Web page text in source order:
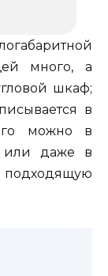
много, а
шкаф;
в
можно в
или даже в